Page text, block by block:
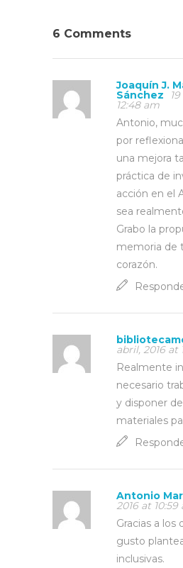
6 Comments
Joaquín J.
Sánchez
12:48 am
Antonio,
por
una mejora
práctica de
acción en el
sea
Grabo la
memoria de
corazón.
abril, 2016 at
Realmente
necesario
y disponer
materiales
Antonio
2016 at 10:59
Gracias a los
gusto
inclusivas.